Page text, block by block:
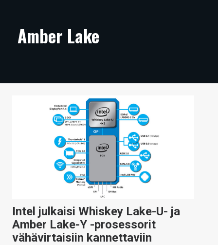
ARTIKKELIT
TECHBBS
HAKU
Amber Lake
Intel julkaisi Whiskey Lake-U- ja
Amber Lake-Y -prosessorit
vähävirtaisiin kannettaviin